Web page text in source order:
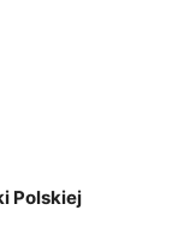
Polskiej